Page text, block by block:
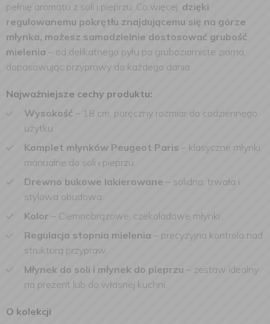
pełnię aromatu z soli i pieprzu. Co więcej, dzięki
regulowanemu pokrętłu znajdującemu się na górze
młynka, możesz samodzielnie dostosować grubość
mielenia – od delikatnego pyłu po gruboziarniste ziarna,
dopasowując przyprawy do każdego dania.
Najważniejsze cechy produktu:
Wysokość – 18 cm, poręczny rozmiar do codziennego
użytku.
Komplet młynków Peugeot Paris – klasyczne młynki
manualne do soli i pieprzu.
Drewno bukowe lakierowane – solidna, trwała i
stylowa obudowa.
Kolor – Ciemnobrązowe, czekoladowe młynki .
Regulacja stopnia mielenia – precyzyjna kontrola nad
strukturą przypraw.
Młynek do soli i młynek do pieprzu – zestaw idealny
na prezent lub do własnej kuchni.
O kolekcji